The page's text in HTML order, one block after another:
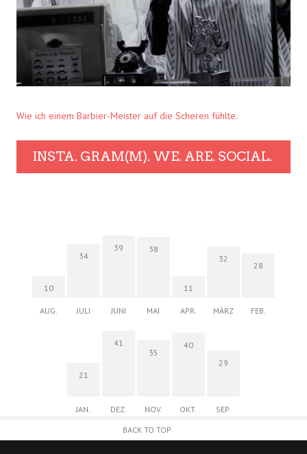
Wie ich einem Barbier-Meister auf die Scheren fühlte.
INSTA. GRAM(M). WE. ARE. SOCIAL.
10
AUG.
34
JULI
39
JUNI
38
MAI
11
APR.
32
MÄRZ
28
FEB.
21
JAN.
41
DEZ.
35
NOV.
40
OKT.
29
SEP.
BACK TO TOP